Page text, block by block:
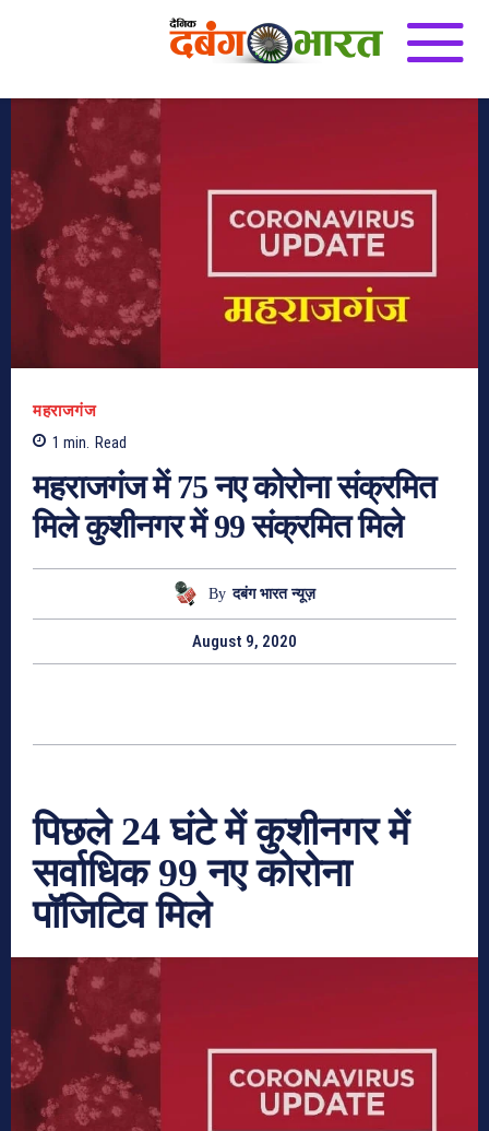
महराजगंज
1 min. Read
महराजगंज में 75 नए कोरोना संक्रमित
मिले कुशीनगर में 99 संक्रमित मिले
By दबंग भारत न्यूज़
August 9, 2020
पिछले 24 घंटे में कुशीनगर में
सर्वाधिक 99 नए कोरोना
पॉजिटिव मिले